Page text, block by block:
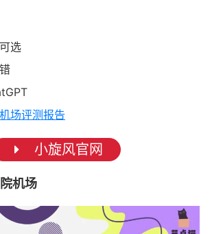
选
场评测报告
小旋风官网
机场